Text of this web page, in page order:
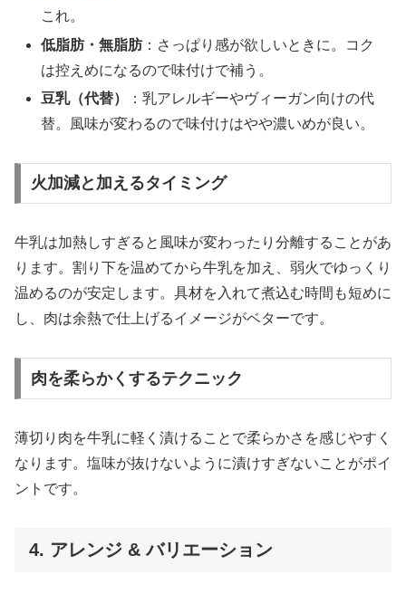
これ。
低脂肪・無脂肪：さっぱり感が欲しいときに。コク
は控えめになるので味付けで補う。
豆乳（代替）
：乳アレルギーやヴィーガン向けの代
替。風味が変わるので味付けはやや濃いめが良い。
火加減と加えるタイミング
牛乳は加熱しすぎると風味が変わったり分離することがあ
ります。割り下を温めてから牛乳を加え、弱火でゆっくり
温めるのが安定します。具材を入れて煮込む時間も短めに
し、肉は余熱で仕上げるイメージがベターです。
肉を柔らかくするテクニック
薄切り肉を牛乳に軽く漬けることで柔らかさを感じやすく
なります。塩味が抜けないように漬けすぎないことがポイ
ントです。
4. アレンジ & バリエーション